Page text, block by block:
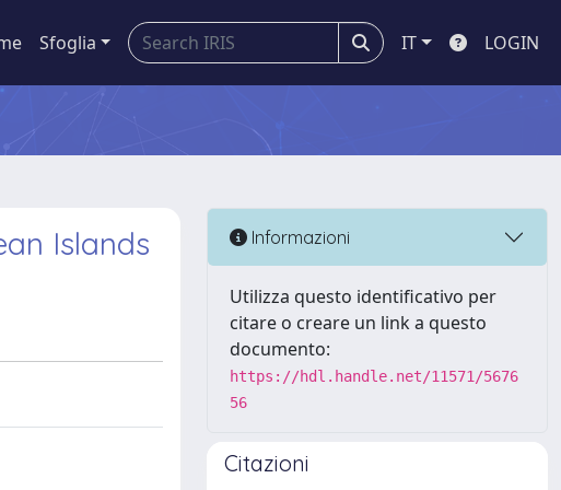
Sfoglia IT LOGIN
Islands Informazioni
Utilizza questo identificativo per
citare o creare un link a questo
documento:
https://hdl.handle.net/11571/5676
56
Citazioni